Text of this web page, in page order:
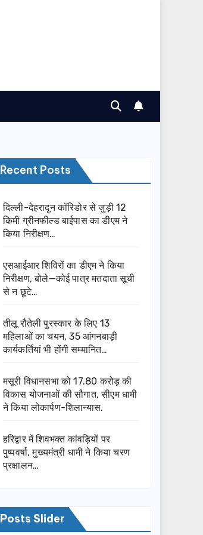
Recent Posts
दिल्ली-देहरादून कॉरिडोर से जुड़ी 12
किमी ग्रीनफील्ड बाईपास का डीएम ने
किया निरीक्षण…
एसआईआर शिविरों का डीएम ने किया
निरीक्षण, बोले—कोई पात्र मतदाता सूची
से न छूटे…
तीलू रौतेली पुरस्कार के लिए 13
महिलाओं का चयन, 35 आंगनबाड़ी
कार्यकर्तियां भी होंगी सम्मानित…
मसूरी विधानसभा को 17.80 करोड़ की
विकास योजनाओं की सौगात, सीएम धामी
ने किया लोकार्पण-शिलान्यास.
हरिद्वार में शिवभक्त कांवड़ियों पर
पुष्पवर्षा, मुख्यमंत्री धामी ने किया चरण
प्रक्षालन…
Posts Slider